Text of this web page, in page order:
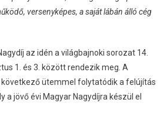
versenyképes, a saját lábán álló cég
az idén a világbajnoki sorozat 14.
1. és 3. között rendezik meg. A
ütemmel folytatódik a felújítás
a jövő évi Magyar Nagydíjra készül el